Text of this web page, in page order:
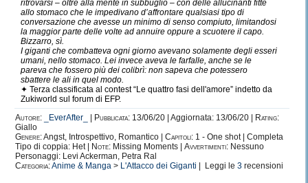
ritrovarsi – oltre alla mente in subbuglio – con delle allucinanti fitte
allo stomaco che le impedivano d’affrontare qualsiasi tipo di
conversazione che avesse un minimo di senso compiuto, limitandosi
la maggior parte delle volte ad annuire oppure a scuotere il capo.
Bizzarro, sì.
I giganti che combatteva ogni giorno avevano solamente degli esseri
umani, nello stomaco. Lei invece aveva le farfalle, anche se le
pareva che fossero più dei colibrì: non sapeva che potessero
sbattere le ali in quel modo.
✦ Terza classificata al contest “Le quattro fasi dell'amore” indetto da
Zukiworld sul forum di EFP.
Autore:
_EverAfter_ Pubblicata: 13/06/20 | Aggiornata: 13/06/20 |
Rating:
Giallo
Genere:Angst, Introspettivo, Romantico | Capitoli: 1 - One shot | Completa
Tipo di coppia: Het |
Note: Missing Moments | Avvertimenti: Nessuno
Personaggi: Levi Ackerman, Petra Ral
Categoria:Anime & Manga > L'Attacco dei Giganti | Leggi le 3 recensioni